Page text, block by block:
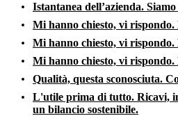
Istantanea dell’azienda.
Mi hanno chiesto, vi
Mi hanno chiesto, vi rispondo.
Mi hanno chiesto, vi rispondo.
Qualità, questa sconosciuta.
L'utile prima di tutto. Ricavi,
un bilancio sostenibile.